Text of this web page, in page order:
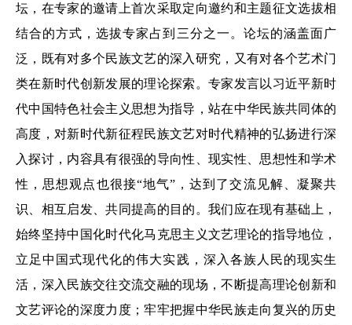
坛，在专家的邀请上首次采取定向邀约和主题征文选拔相
结合的方式，选拔专家占到三分之一。论坛的涵盖面广
泛，既有对多个民族文艺的深入研究，又有对各个艺术门
类在新时代创新发展的理论探索。专家发言以习近平新时
代中国特色社会主义思想为指导，站在中华民族共同体的
高度，对新时代新征程民族文艺对时代精神的弘扬进行深
入探讨，内容具有很强的导向性、现实性、思想性和学术
性，思想观点也很接“地气”，达到了交流见解、凝聚共
识、相互启发、共同提高的目的。我们应在现有基础上，
始终坚持中国化时代化马克思主义文艺理论的指导地位，
立足中国式现代化的伟大实践，深入各族人民的现实生
活，深入民族交往交流交融的现场，不断提高理论创新和
文艺评论的深度力度；牢牢把握中华民族走向复兴的历史